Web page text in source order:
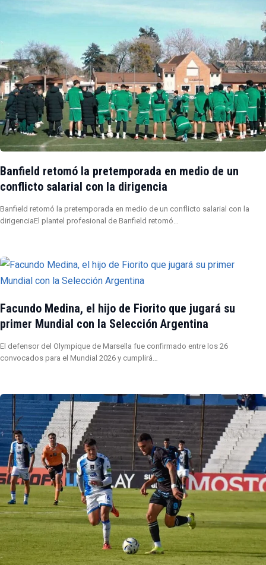
Banfield retomó la pretemporada en medio de un
conflicto salarial con la dirigencia
Banfield retomó la pretemporada en medio de un conflicto salarial con la
dirigenciaEl plantel profesional de Banfield retomó…
Facundo Medina, el hijo de Fiorito que jugará su
primer Mundial con la Selección Argentina
El defensor del Olympique de Marsella fue confirmado entre los 26
convocados para el Mundial 2026 y cumplirá…